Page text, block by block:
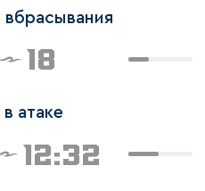
18
атаке
12:32